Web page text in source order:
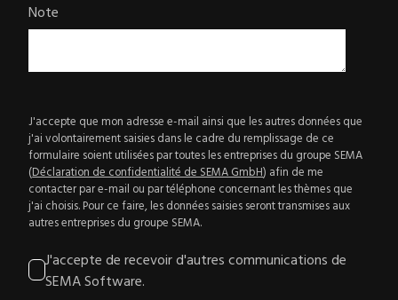
Note
J'accepte que mon adresse e-mail ainsi que les autres données que
j'ai volontairement saisies dans le cadre du remplissage de ce
formulaire soient utilisées par toutes les entreprises du groupe SEMA
(Déclaration de confidentialité de SEMA GmbH) afin de me
contacter par e-mail ou par téléphone concernant les thèmes que
j'ai choisis. Pour ce faire, les données saisies seront transmises aux
autres entreprises du groupe SEMA.
J'accepte de recevoir d'autres communications de
SEMA Software.